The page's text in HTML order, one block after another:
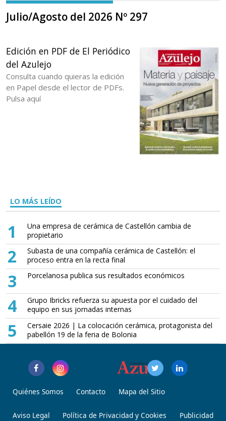
Julio/Agosto del 2026 Nº 297
Edición en PDF de El Periódico
del Azulejo
Consulta cuando quieras la edición
en Papel desde el lector de PDFs.
Pulsa aquí
LO MÁS LEÍDO
1
Una empresa de cerámica de Castellón cambia de
propietario
2
Subasta de una compañía cerámica de Castellón: el
proceso entra en la recta final
3 Porcelanosa publica sus resultados económicos
4
Grupo Ibricks refuerza su apuesta por el cuidado del
equipo en sus jornadas internas
5
Cersaie 2026 | La colocación cerámica, protagonista del
pabellón 19 de la feria de Bolonia
Quiénes Somos Contacto Mapa del Sitio
Aviso Legal Política de Privacidad y Cookies Publicidad